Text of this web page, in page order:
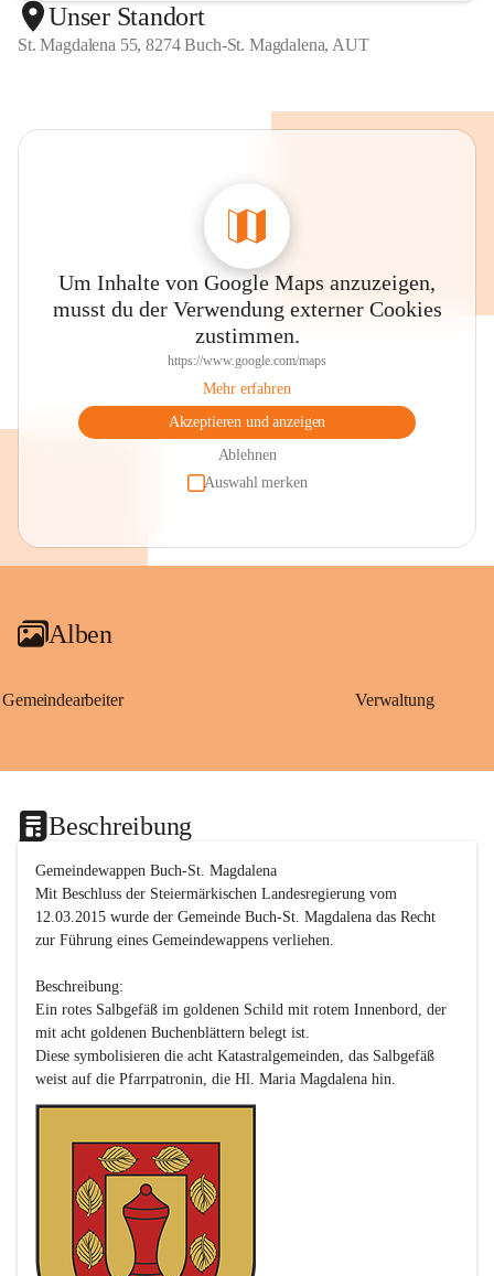
Unser Standort
St. Magdalena 55, 8274 Buch-St. Magdalena, AUT
Um Inhalte von Google Maps anzuzeigen,
musst du der Verwendung externer Cookies
zustimmen.
https://www.google.com/maps
Mehr erfahren
Akzeptieren und anzeigen
Ablehnen
Auswahl merken
Alben
Gemeindearbeiter Verwaltung
Beschreibung
Gemeindewappen Buch-St. Magdalena
Mit Beschluss der Steiermärkischen Landesregierung vom
12.03.2015 wurde der Gemeinde Buch-St. Magdalena das Recht
zur Führung eines Gemeindewappens verliehen.
Beschreibung:
Ein rotes Salbgefäß im goldenen Schild mit rotem Innenbord, der
mit acht goldenen Buchenblättern belegt ist.
Diese symbolisieren die acht Katastralgemeinden, das Salbgefäß